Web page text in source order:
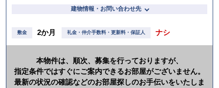
建物情報・お問い合わせ先
敷金 2か月 礼金・仲介手数料・更新料・保証人 ナシ
本物件は、順次、募集を行っておりますが、
指定条件ではすぐにご案内できるお部屋がございません。
最新の状況の確認などのお部屋探しのお手伝いをいたしま